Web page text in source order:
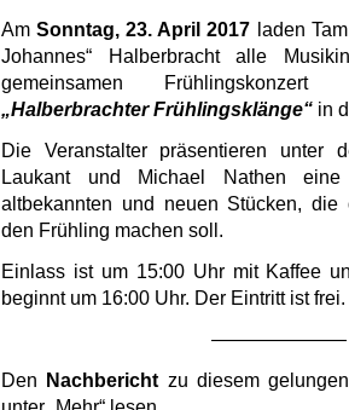
AmSonntag, 23. April 2017 laden
Johannes“ Halberbracht alle
gemeinsamen
„Halberbrachter Frühlingsklänge“ in
Die Veranstalter präsentieren unter
Laukant und Michael Nathen
altbekannten und neuen Stücken,
den Frühling machen soll.
Einlass ist um 15:00 Uhr mit Kaffee
beginnt um 16:00 Uhr. Der Eintritt ist frei.
———————
Den
Nachbericht zu diesem